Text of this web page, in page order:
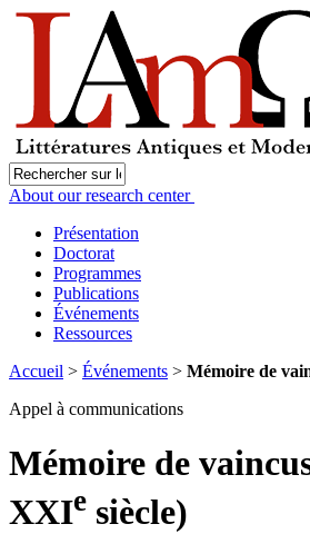
About our research center
Présentation
Doctorat
Programmes
Publications
Événements
Ressources
Accueil > Événements > Mémoire de
Appel à communications
Mémoire de
XXIe siècle)